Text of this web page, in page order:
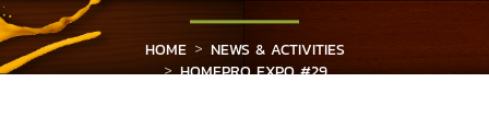
HOME
NEWS & ACTIVITIES
HOMEPRO EXPO #29